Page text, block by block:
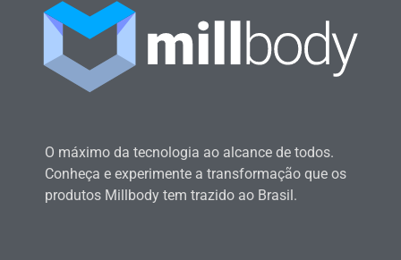
O máximo da tecnologia ao alcance de todos.
Conheça e experimente a transformação que os
produtos Millbody tem trazido ao Brasil.